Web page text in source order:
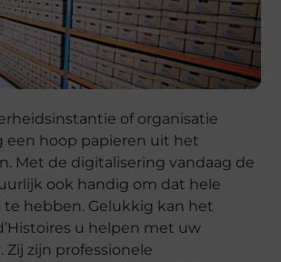
of organisatie
een hoop papieren uit het
Met de digitalisering vandaag de
ook handig om dat hele
te hebben. Gelukkig kan het
u helpen met uw
. Zij zijn professionele